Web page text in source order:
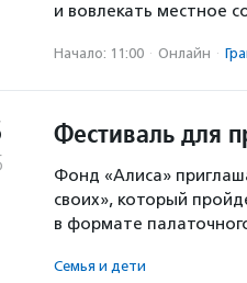
и вовлекать местное
Начало: 11:00 · Онлайн ·
Фестиваль для
Фонд «Алиса»
своих», который
в формате
Семья и дети